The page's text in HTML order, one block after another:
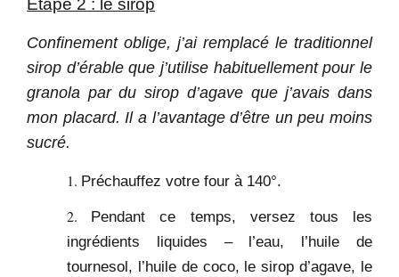
Etape 2 : le sirop
Confinement oblige, j’ai remplacé le traditionnel
sirop d’érable que j’utilise habituellement pour le
granola par du sirop d’agave que j’avais dans
mon placard. Il a l’avantaged’être un peu moins
sucré.
Préchauffez votre four à 140°.
Pendant ce temps, versez tous les
ingrédients liquides – l’eau, l’huile de
tournesol, l’huile de coco, le sirop d’agave, le